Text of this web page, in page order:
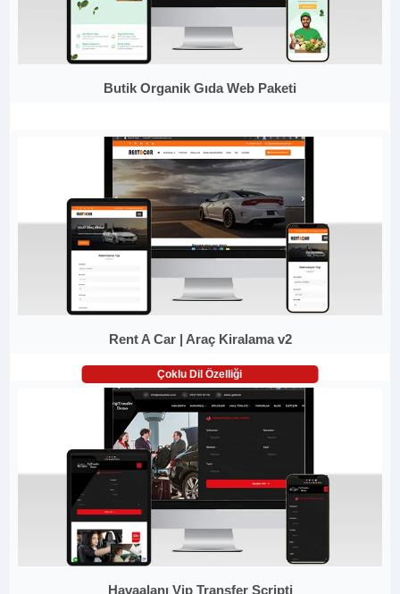
Butik Organik Gıda Web Paketi
Rent A Car | Araç Kiralama v2
Çoklu Dil Özelliği
Havaalanı Vip Transfer Scripti